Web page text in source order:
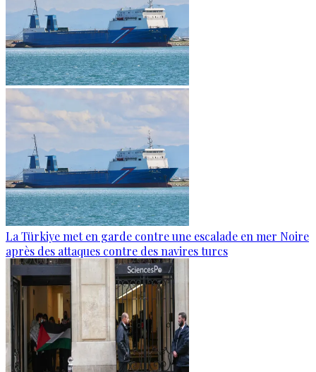
La Türkiye met en garde contre une escalade en mer Noire
après des attaques contre des navires turcs